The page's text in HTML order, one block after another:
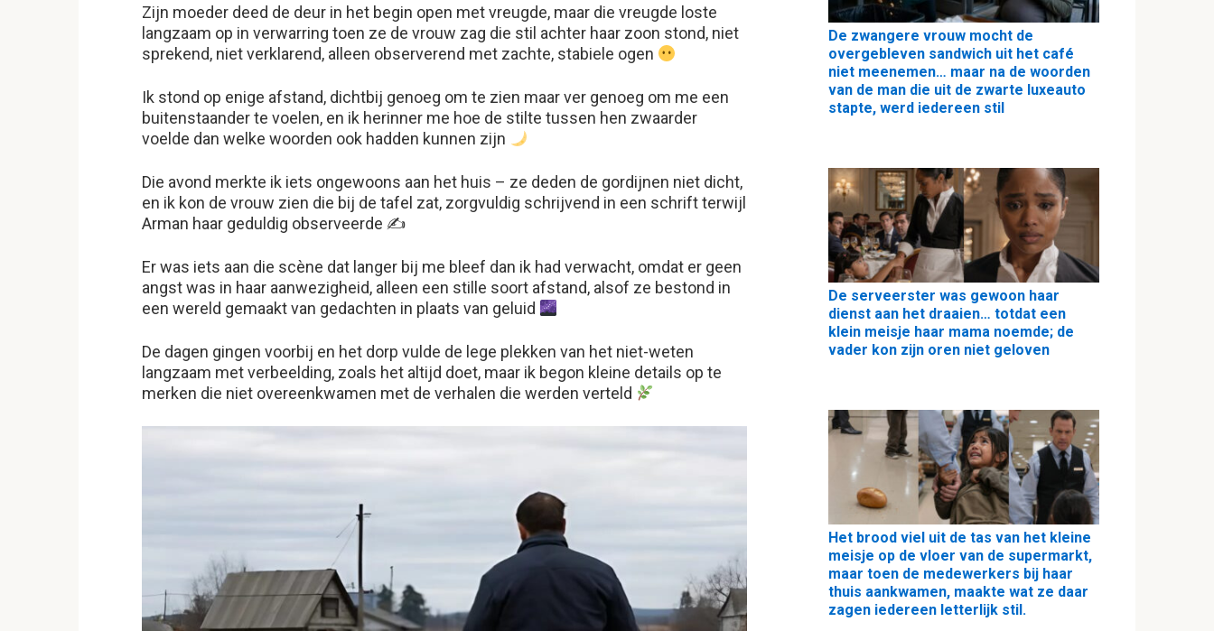
Zijn moeder deed de deur in het begin open met vreugde, maar die vreugde loste
langzaam op in verwarring toen ze de vrouw zag die stil achter haar zoon stond, niet
sprekend, niet verklarend, alleen observerend met zachte, stabiele ogen
Ik stond op enige afstand, dichtbij genoeg om te zien maar ver genoeg om me een
buitenstaander te voelen, en ik herinner me hoe de stilte tussen hen zwaarder
voelde dan welke woorden ook hadden kunnen zijn
Die avond merkte ik iets ongewoons aan het huis – ze deden de gordijnen niet dicht,
en ik kon de vrouw zien die bij de tafel zat, zorgvuldig schrijvend in een schrift terwijl
Arman haar geduldig observeerde ✍️
Er was iets aan die scène dat langer bij me bleef dan ik had verwacht, omdat er geen
angst was in haar aanwezigheid, alleen een stille soort afstand, alsof ze bestond in
een wereld gemaakt van gedachten in plaats van geluid
De dagen gingen voorbij en het dorp vulde de lege plekken van het niet-weten
langzaam met verbeelding, zoals het altijd doet, maar ik begon kleine details op te
merken die niet overeenkwamen met de verhalen die werden verteld
De zwangere vrouw mocht de
overgebleven sandwich uit het café
niet meenemen… maar na de woorden
van de man die uit de zwarte luxeauto
stapte, werd iedereen stil
De serveerster was gewoon haar
dienst aan het draaien… totdat een
klein meisje haar mama noemde; de
vader kon zijn oren niet geloven
Het brood viel uit de tas van het kleine
meisje op de vloer van de supermarkt,
maar toen de medewerkers bij haar
thuis aankwamen, maakte wat ze daar
zagen iedereen letterlijk stil.